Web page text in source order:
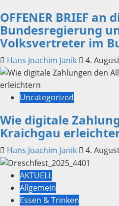
OFFENER BRIEF an
Bundesregierung
Volksvertreter im
Hans Joachim Janik 4.
Uncategorized
Wie digitale
Kraichgau
Hans Joachim Janik 4.
AKTUELL
Allgemein
Essen & Trinken